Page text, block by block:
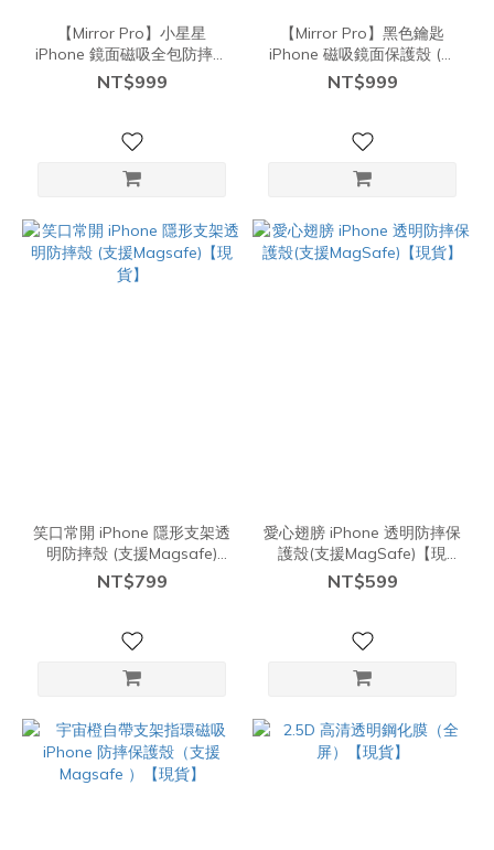
【Mirror Pro】小星星
iPhone 鏡面磁吸全包防摔保
護殼 (支援Magsafe）【現
貨】
NT$999
【Mirror Pro】黑色鑰匙
iPhone 磁吸鏡面保護殼 (支
援Magsafe【現貨】
NT$999
笑口常開 iPhone 隱形支架透
明防摔殼 (支援Magsafe)
【現貨】
NT$799
愛心翅膀 iPhone 透明防摔保
護殼(支援MagSafe)【現
貨】
NT$599